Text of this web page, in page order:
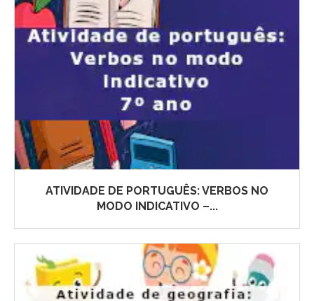
ATIVIDADE DE PORTUGUÊS: VERBOS NO
MODO INDICATIVO –...